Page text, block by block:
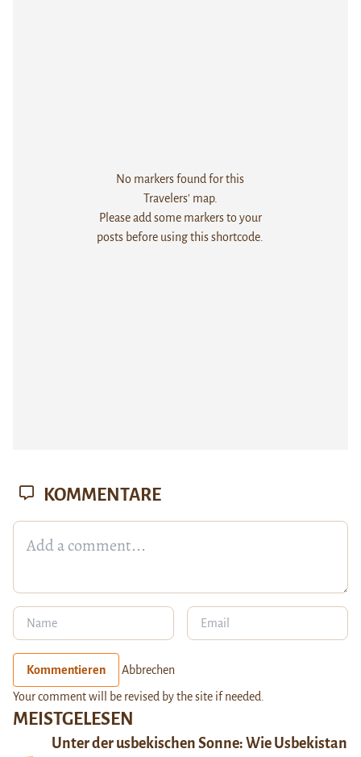
No markers found for this
Travelers' map.
Please add some markers to your
posts before using this shortcode.
MEISTGELESEN
Unter der usbekischen Sonne: Wie Usbekistan
KOMMENTARE
Kommentieren Abbrechen
Your comment will be revised by the site if needed.